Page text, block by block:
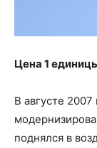
Цена 1
В августе
поднялся в